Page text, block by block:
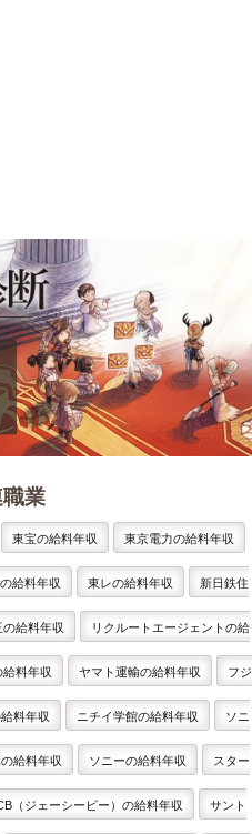
業
東宝の給料年収 東京電力の給料年収
給料年収 東レの給料年収 新日鉄住
の給料年収 リクルートエージェントの給
給料年収 ヤマト運輸の給料年収 フジ
料年収 ニチイ学館の給料年収 ソニ
給料年収 ソニーの給料年収 スター
（ジェーシービー）の給料年収 サント